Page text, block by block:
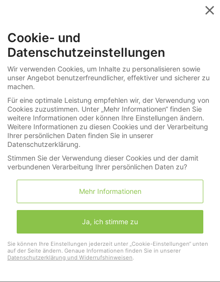
Uhren »
277-4202
Taschenuhr: Unikat, Chronometer
Vacheron & Constantin für Louis Ador
Geneve, 7 Komplikationen, Genf 1928
LNDA Los
&
Constantin"
Cookie- und
Datenschutzeinstellungen
Wir verwenden Cookies, um Inhalte zu personalisieren sowie
unser Angebot benutzerfreundlicher, effektiver und sicherer zu
machen.
Für eine optimale Leistung empfehlen wir, der Verwendung von
Cookies zuzustimmen. Unter „Mehr Informationen“ finden Sie
weitere Informationen oder können Ihre Einstellungen ändern.
Weitere Informationen zu diesen Cookies und der Verarbeitung
Ihrer persönlichen Daten finden Sie in unserer
Datenschutzerklärung.
Stimmen Sie der Verwendung dieser Cookies und der damit
verbundenen Verarbeitung Ihrer persönlichen Daten zu?
Mehr Informationen
Ja, ich stimme zu
Sie können Ihre Einstellungen jederzeit unter „Cookie-Einstellungen“ unten
auf der Seite ändern. Genaue Informationen finden Sie in unserer
Datenschutzerklärung und Widerrufshinweisen.